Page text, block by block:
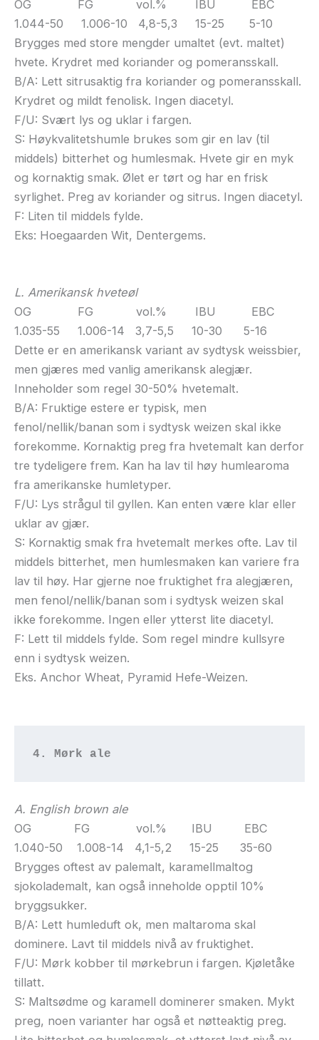
OG FG vol.% IBU EBC
1.044-50 1.006-10 4,8-5,3 15-25 5-10
Brygges med store mengder umaltet (evt. maltet)
hvete. Krydret med koriander og pomeransskall.
B/A: Lett sitrusaktig fra koriander og pomeransskall.
Krydret og mildt fenolisk. Ingen diacetyl.
F/U: Svært lys og uklar i fargen.
S: Høykvalitetshumle brukes som gir en lav (til
middels) bitterhet og humlesmak. Hvete gir en myk
og kornaktig smak. Ølet er tørt og har en frisk
syrlighet. Preg av koriander og sitrus. Ingen diacetyl.
F: Liten til middels fylde.
Eks: Hoegaarden Wit, Dentergems.
L. Amerikansk hveteøl
OG FG vol.% IBU EBC
1.035-55 1.006-14 3,7-5,5 10-30 5-16
Dette er en amerikansk variant av sydtysk weissbier,
men gjæres med vanlig amerikansk alegjær.
Inneholder som regel 30-50% hvetemalt.
B/A: Fruktige estere er typisk, men
fenol/nellik/banan som i sydtysk weizen skal ikke
forekomme. Kornaktig preg fra hvetemalt kan derfor
tre tydeligere frem. Kan ha lav til høy humlearoma
fra amerikanske humletyper.
F/U: Lys strågul til gyllen. Kan enten være klar eller
uklar av gjær.
S: Kornaktig smak fra hvetemalt merkes ofte. Lav til
middels bitterhet, men humlesmaken kan variere fra
lav til høy. Har gjerne noe fruktighet fra alegjæren,
men fenol/nellik/banan som i sydtysk weizen skal
ikke forekomme. Ingen eller ytterst lite diacetyl.
F: Lett til middels fylde. Som regel mindre kullsyre
enn i sydtysk weizen.
Eks. Anchor Wheat, Pyramid Hefe-Weizen.
4. Mørk ale
A. English brown ale
OG FG vol.% IBU EBC
1.040-50 1.008-14 4,1-5,2 15-25 35-60
Brygges oftest av palemalt, karamellmaltog
sjokolademalt, kan også inneholde opptil 10%
bryggsukker.
B/A: Lett humleduft ok, men maltaroma skal
dominere. Lavt til middels nivå av fruktighet.
F/U: Mørk kobber til mørkebrun i fargen. Kjøletåke
tillatt.
S: Maltsødme og karamell dominerer smaken. Mykt
preg, noen varianter har også et nøtteaktig preg.